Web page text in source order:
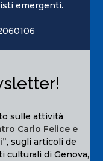
emergenti.
sulle attività
Carlo Felice e
, sugli articoli de
culturali di Genova,